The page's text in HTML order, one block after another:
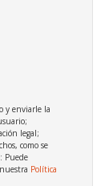
y enviarle la
legal;
como se
: Puede
Política